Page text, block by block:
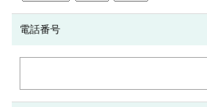
電話番号